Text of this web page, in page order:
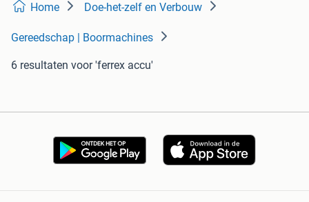
Home Doe-het-zelf en Verbouw
Gereedschap | Boormachines
6 resultaten voor 'ferrex accu'